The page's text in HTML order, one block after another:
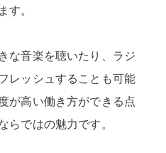
す。
な音楽を聴いたり、ラジ
レッシュすることも可能
が高い働き方ができる点
らではの魅力です。